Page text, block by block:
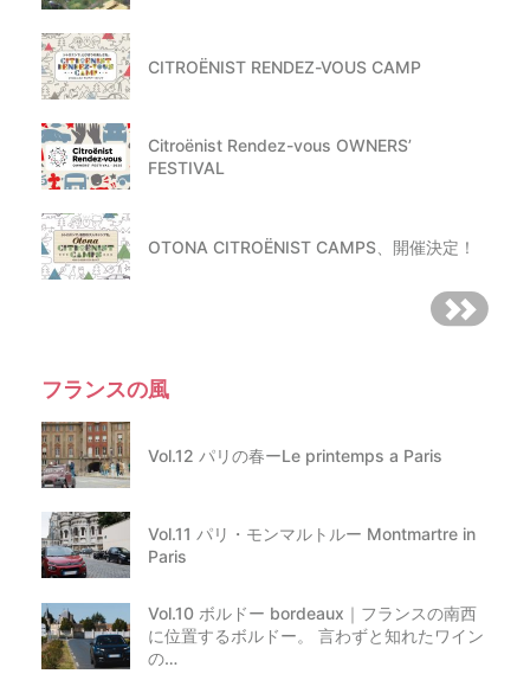
CITROËNIST RENDEZ-VOUS CAMP
Citroënist Rendez-vous OWNERS’
FESTIVAL
OTONA CITROËNIST CAMPS、開催決定！
フランスの風
Vol.12 パリの春ーLe printemps a Paris
Vol.11 パリ・モンマルトルー Montmartre in
Paris
Vol.10 ボルドー bordeaux｜フランスの南西
に位置するボルドー。 言わずと知れたワイン
の…